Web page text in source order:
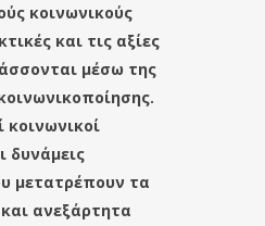
κοινωνικούς
και τις αξίες
μέσω της
κοινωνικοί
δυνάμεις
μετατρέπουν τα
ανεξάρτητα